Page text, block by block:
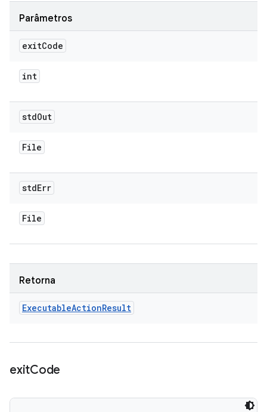
Parâmetros
exitCode
int
stdOut
File
stdErr
File
Retorna
ExecutableActionResult
exitCode